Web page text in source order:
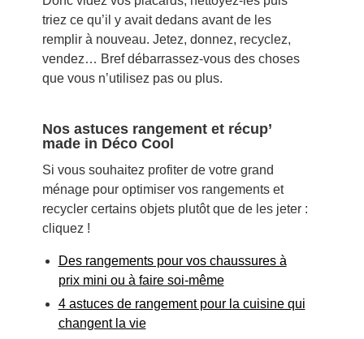
triez ce qu’il y avait dedans avant de les
remplir à nouveau. Jetez, donnez, recyclez,
vendez… Bref débarrassez-vous des choses
que vous n’utilisez pas ou plus.
Nos astuces rangement et récup’
made in Déco Cool
Si vous souhaitez profiter de votre grand
ménage pour optimiser vos rangements et
recycler certains objets plutôt que de les jeter :
cliquez !
Des rangements pour vos chaussures à
prix mini ou à faire soi-même
4 astuces de rangement pour la cuisine qui
changent la vie